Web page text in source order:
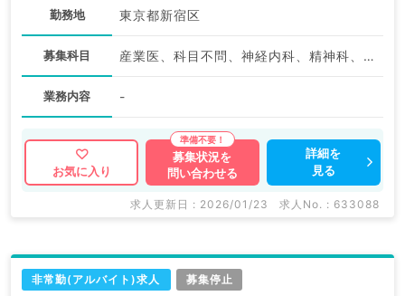
勤務地 東京都新宿区
募集科目 産業医、科目不問、神経内科、精神科、神経科、アレルギー科、リウマチ科、小児科、整形外科、形成外科、美容外科、脳神経外科、呼吸器外科、心臓血管外科、小児外科、皮膚科、泌尿器科、産婦人科、産科、婦人科、眼科、耳鼻咽喉科、気管食道科、放射線科、リハビリテーション科、麻酔科、ペインクリニック、人工透析科、緩和ケア科、一般内科、循環器内科、呼吸器内科、消化器内科、内分泌・代謝内科、腎臓内科、老年内科、血液内科、外科系全般、一般外科、消化器外科、乳腺外科、総合診療科、美容皮膚科、健診・人間ドック、救急科・ＩＣＵ、病理科、基礎医学系、膠原病科、スポーツ整形外科、大腸・肛門外科、その他
業務内容 -
お気に入り
募集状況を
問い合わせる
詳細を
見る
求人更新日 : 2026/01/23 求人No. : 633088
非常勤(アルバイト)求人 募集停止